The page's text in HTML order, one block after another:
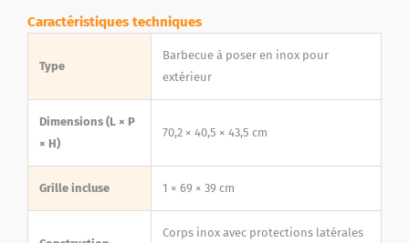
Caractéristiques techniques
Type
Barbecue à poser en inox pour
extérieur
Dimensions (L × P
× H)
70,2 × 40,5 × 43,5 cm
Grille incluse 1 × 69 × 39 cm
Corps inox avec protections latérales